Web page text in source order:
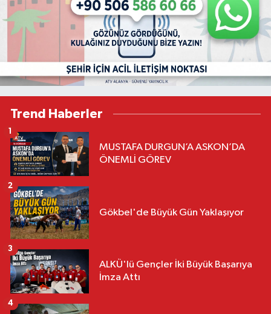
Trend Haberler
MUSTAFA DURGUN’A ASKON’DA
ÖNEMLİ GÖREV
1
Gökbel'de Büyük Gün Yaklaşıyor
2
ALKÜ'lü Gençler İki Büyük Başarıya
İmza Attı
3
4